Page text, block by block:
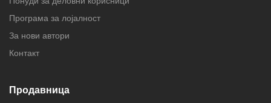
Програма за лојалност
За нови автори
Контакт
Продавница